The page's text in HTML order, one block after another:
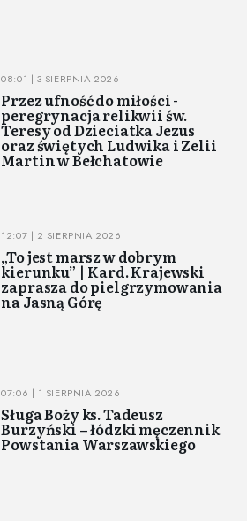
08:01 | 3 SIERPNIA 2026
Przez ufność do miłości -
peregrynacja relikwii św.
Teresy od Dzieciatka Jezus
oraz świętych Ludwika i Zelii
Martin w Bełchatowie
12:07 | 2 SIERPNIA 2026
„To jest marsz w dobrym
kierunku” | Kard. Krajewski
zaprasza do pielgrzymowania
na Jasną Górę
07:06 | 1 SIERPNIA 2026
Sługa Boży ks. Tadeusz
Burzyński – łódzki męczennik
Powstania Warszawskiego